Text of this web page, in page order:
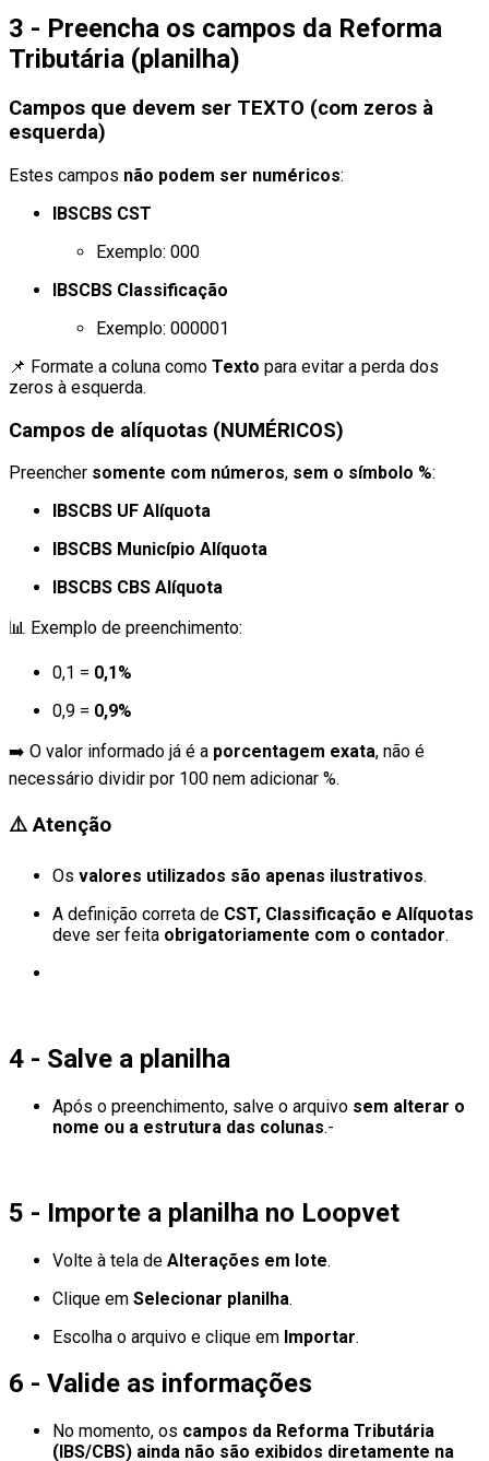
3 - Preencha os campos da Reforma
Tributária (planilha)
Campos que devem ser TEXTO (com zeros à
esquerda)
Estes campos não podem ser numéricos:
IBSCBS CST
Exemplo: 000
IBSCBS Classificação
Exemplo: 000001
📌 Formate a coluna como Texto para evitar a perda dos
zeros à esquerda.
Campos de alíquotas (NUMÉRICOS)
Preencher somente com números, sem o símbolo %:
IBSCBS UF Alíquota
IBSCBS Município Alíquota
IBSCBS CBS Alíquota
📊 Exemplo de preenchimento:
0,1 = 0,1%
0,9 = 0,9%
➡️ O valor informado já é a porcentagem exata, não é
necessário dividir por 100 nem adicionar %.
⚠️ Atenção
Os valores utilizados são apenas ilustrativos.
A definição correta de CST, Classificação e Alíquotas
deve ser feita obrigatoriamente com o contador.
4 - Salve a planilha
Após o preenchimento, salve o arquivo sem alterar o
nome ou a estrutura das colunas.-
5 - Importe a planilha no Loopvet
Volte à tela de Alterações em lote.
Clique em Selecionar planilha.
Escolha o arquivo e clique em Importar.
6 - Valide as informações
No momento, os campos da Reforma Tributária
(IBS/CBS) ainda não são exibidos diretamente na